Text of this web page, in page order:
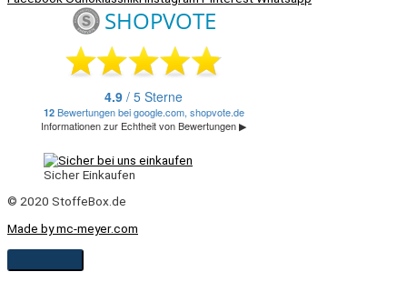
Sicher Einkaufen
© 2020 StoffeBox.de
Made by mc-meyer.com